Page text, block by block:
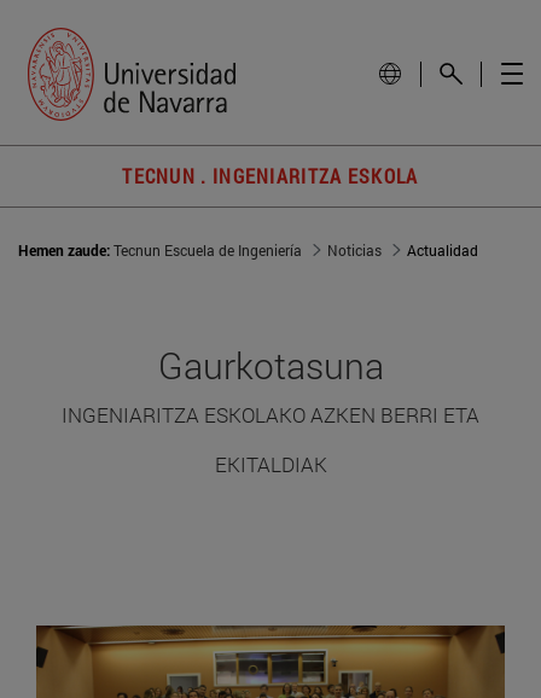
TECNUN . INGENIARITZA ESKOLA
Hemen zaude:Tecnun Escuela de Ingeniería Noticias Actualidad
Gaurkotasuna
INGENIARITZA ESKOLAKO AZKEN BERRI ETA
EKITALDIAK